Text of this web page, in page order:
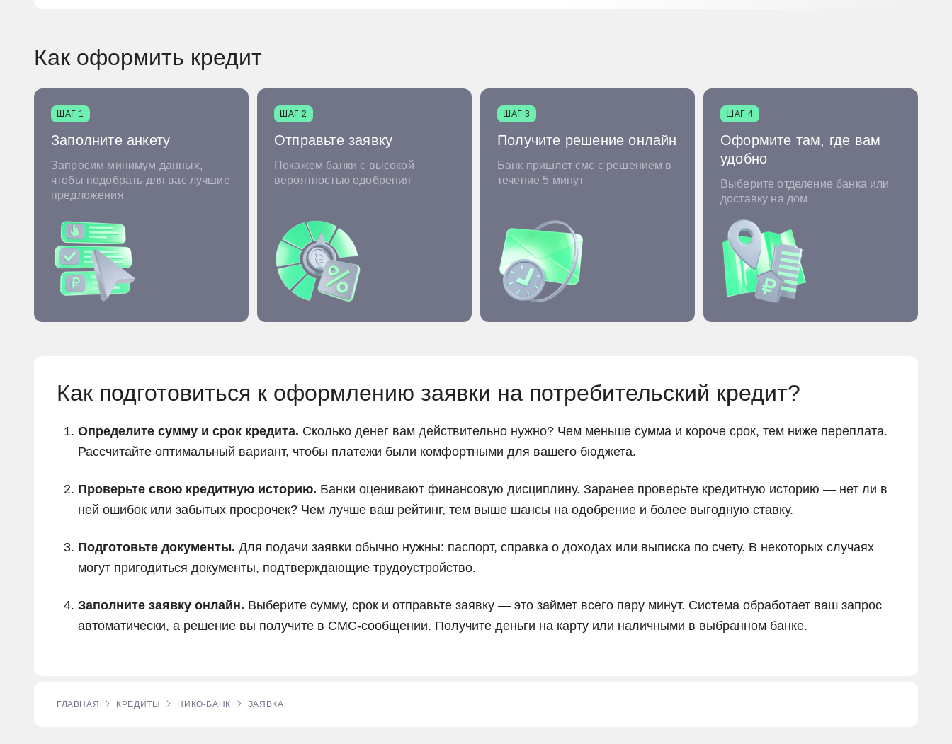
Как оформить кредит
ШАГ 1
Заполните анкету
Запросим минимум данных,
чтобы подобрать для вас лучшие
предложения
ШАГ 2
Отправьте заявку
Покажем банки с высокой
вероятностью одобрения
ШАГ 3
Получите решение онлайн
Банк пришлет смс с решением в
течение 5 минут
ШАГ 4
Оформите там, где вам
удобно
Выберите отделение банка или
доставку на дом
Как подготовиться к оформлению заявки на потребительский кредит?
Определите сумму и срок кредита. Сколько денег вам действительно нужно? Чем меньше сумма и короче срок, тем ниже переплата.
Рассчитайте оптимальный вариант, чтобы платежи были комфортными для вашего бюджета.
Проверьте свою кредитную историю. Банки оценивают финансовую дисциплину. Заранее проверьте кредитную историю — нет ли в
ней ошибок или забытых просрочек? Чем лучше ваш рейтинг, тем выше шансы на одобрение и более выгодную ставку.
Подготовьте документы. Для подачи заявки обычно нужны: паспорт, справка о доходах или выписка по счету. В некоторых случаях
могут пригодиться документы, подтверждающие трудоустройство.
Заполните заявку онлайн. Выберите сумму, срок и отправьте заявку — это займет всего пару минут. Система обработает ваш запрос
автоматически, а решение вы получите в СМС-сообщении. Получите деньги на карту или наличными в выбранном банке.
ГЛАВНАЯ КРЕДИТЫ НИКО-БАНК ЗАЯВКА